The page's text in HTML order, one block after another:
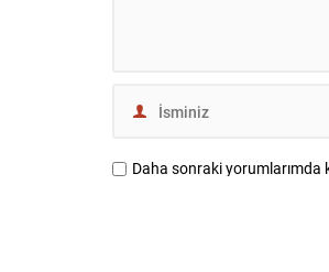
Daha sonraki yorumlarımda